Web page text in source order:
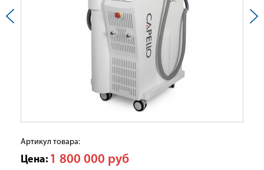
Артикул товара:
Цена: 1 800 000 руб